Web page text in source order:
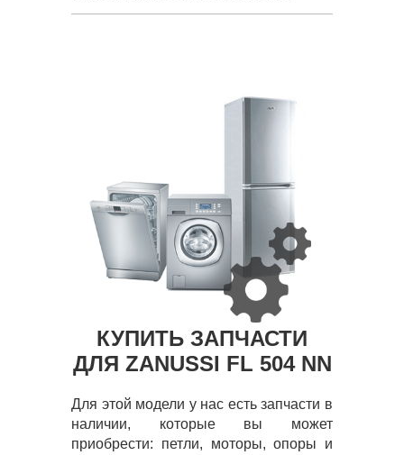
КУПИТЬ ЗАПЧАСТИ
ДЛЯ ZANUSSI FL 504 NN
Для этой модели у нас есть запчасти в
наличии, которые вы может
приобрести: петли, моторы, опоры и